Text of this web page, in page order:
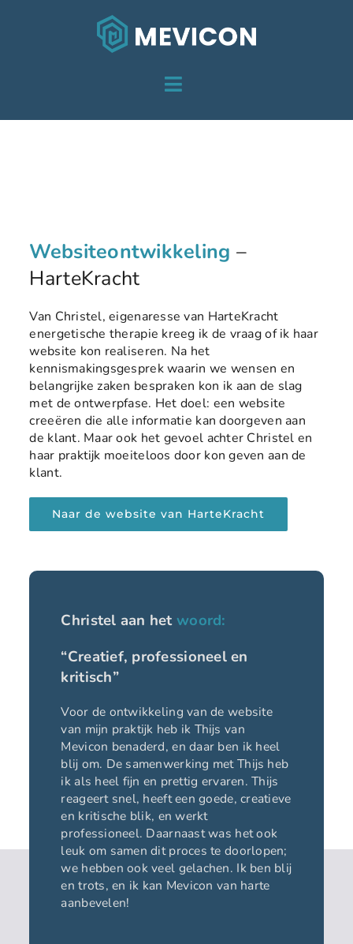
Toggle
Navigation
HOME
CONTACT
Websiteontwikkeling –
HarteKracht
Van Christel, eigenaresse van HarteKracht
energetische therapie kreeg ik de vraag of ik haar
website kon realiseren. Na het
kennismakingsgesprek waarin we wensen en
belangrijke zaken bespraken kon ik aan de slag
met de ontwerpfase. Het doel: een website
creeëren die alle informatie kan doorgeven aan
de klant. Maar ook het gevoel achter Christel en
haar praktijk moeiteloos door kon geven aan de
klant.
Naar de website van HarteKracht
Christel aan hetwoord:
“Creatief, professioneel en
kritisch”
Voor de ontwikkeling van de website
van mijn praktijk heb ik Thijs van
Mevicon benaderd, en daar ben ik heel
blij om. De samenwerking met Thijs heb
ik als heel fijn en prettig ervaren. Thijs
reageert snel, heeft een goede, creatieve
en kritische blik, en werkt
professioneel. Daarnaast was het ook
leuk om samen dit proces te doorlopen;
we hebben ook veel gelachen. Ik ben blij
en trots, en ik kan Mevicon van harte
aanbevelen!